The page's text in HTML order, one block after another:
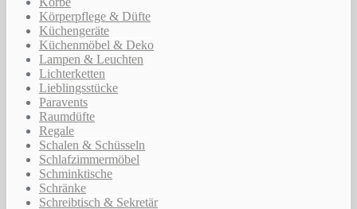
Körperpflege & Düfte
Küchengeräte
Küchenmöbel & Deko
Lampen & Leuchten
Lichterketten
Lieblingsstücke
Paravents
Raumdüfte
Regale
Schalen & Schüsseln
Schlafzimmermöbel
Schminktische
Schränke
Schreibtisch & Sekretär